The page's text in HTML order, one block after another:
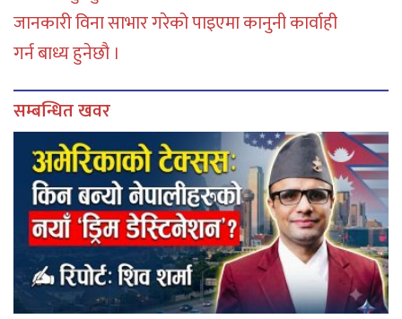
जानकारी विना साभार गरेको पाइएमा कानुनी कार्वाही
गर्न बाध्य हुनेछौ ।
सम्बन्धित खवर